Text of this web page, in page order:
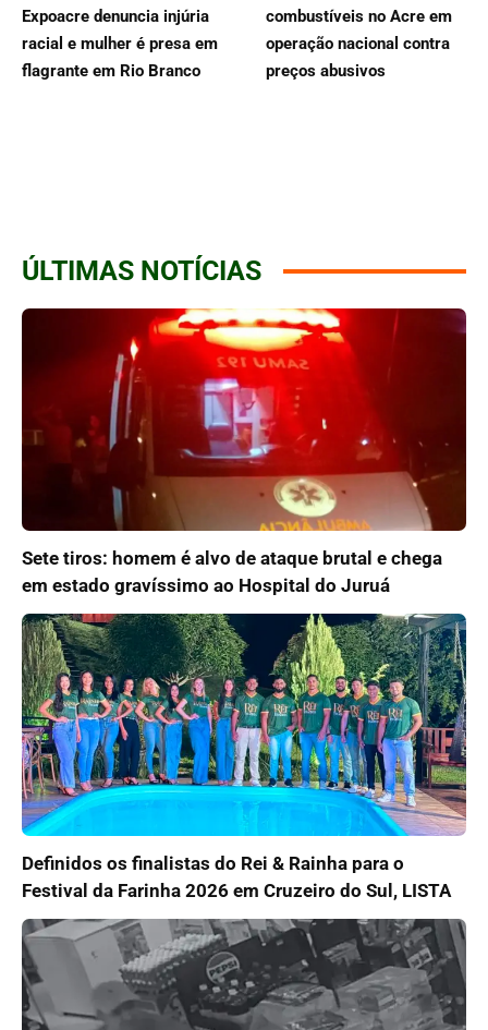
Expoacre denuncia injúria
racial e mulher é presa em
flagrante em Rio Branco
combustíveis no Acre em
operação nacional contra
preços abusivos
ÚLTIMAS NOTÍCIAS
Sete tiros: homem é alvo de ataque brutal e chega
em estado gravíssimo ao Hospital do Juruá
Definidos os finalistas do Rei & Rainha para o
Festival da Farinha 2026 em Cruzeiro do Sul, LISTA